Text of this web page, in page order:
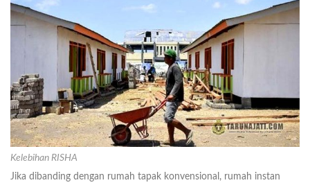
Kelebihan RISHA
Jika dibanding dengan rumah tapak konvensional, rumah instan